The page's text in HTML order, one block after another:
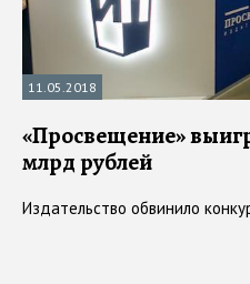
11.05.2018
«Просвещение»
млрд рублей
Издательство обвинило